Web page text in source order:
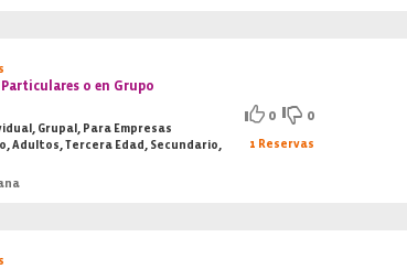
o en Grupo
Grupal, Para Empresas
Adultos, Tercera Edad, Secundario,
0 0
1 Reservas